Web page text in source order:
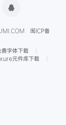
闽ICP备
费字体下载
元件库下载